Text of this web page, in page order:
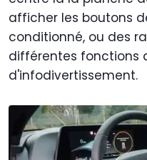
afficher les boutons
conditionné, ou des
différentes fonctions
d'infodivertissement.